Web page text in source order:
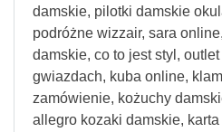
damskie, pilotki damskie
podróżne wizzair, sara
damskie, co to jest styl,
gwiazdach, kuba online,
zamówienie, kożuchy
allegro kozaki damskie,